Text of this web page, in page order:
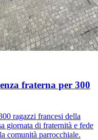
fraterna per 300
ragazzi francesi della
giornata di fraternità e fede
comunità parrocchiale.